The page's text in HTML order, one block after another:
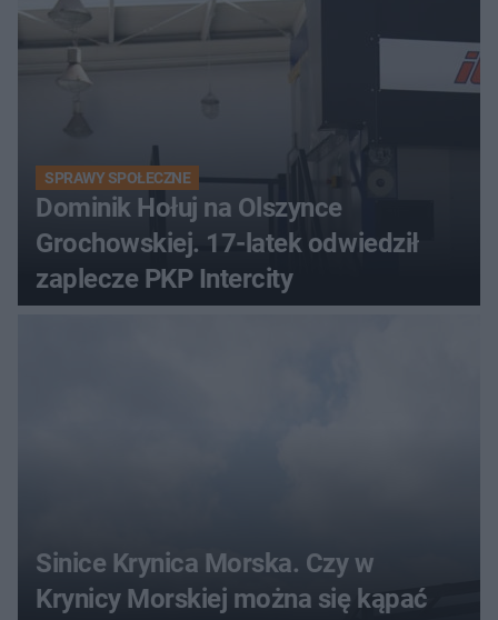
SPRAWY SPOŁECZNE
Dominik Hołuj na Olszynce
Grochowskiej. 17-latek odwiedził
zaplecze PKP Intercity
Sinice Krynica Morska. Czy w
Krynicy Morskiej można się kąpać